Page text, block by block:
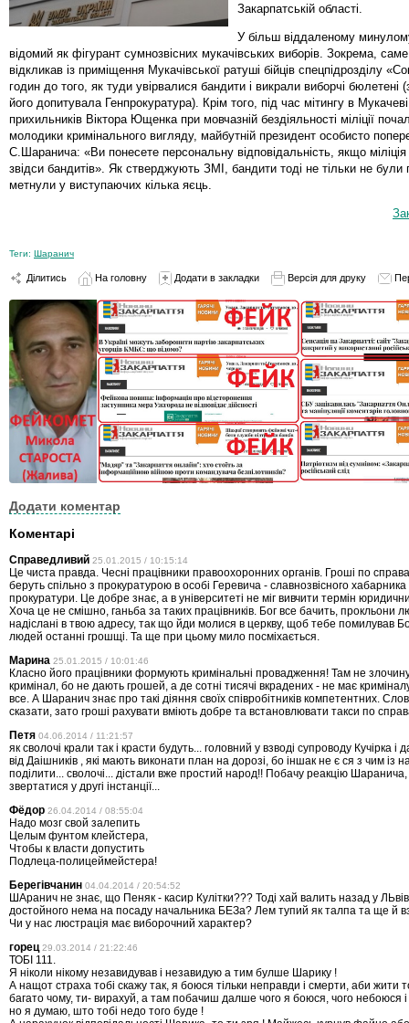
Закарпатській області.
У більш віддаленому
відомий як фігурант сумнозвісних мукачівських виборів. Зокрема,
відкликав із приміщення Мукачівської ратуші бійців спецпідрозділу
годин до того, як туди увірвалися бандити і викрали виборчі бюлетені
його допитувала Генпрокуратура). Крім того, під час мітингу в
прихильників Віктора Ющенка при мовчазній бездіяльності міліції
молодики кримінального вигляду, майбутній президент особисто
С.Шаранича: «Ви понесете персональну відповідальність, якщо
звідси бандитів». Як стверджують ЗМІ, бандити тоді не тільки не були
метнули у виступаючих кілька яєць.
Теги: Шаранич
Ділитись На головну Додати в закладки Версія для друку
Додати коментар
Коментарі
Справедливий 25.01.2015 / 10:15:14
Це чиста правда. Чесні працівники правоохоронних органів. Гроші по
беруть спільно з прокуратурою в особі Геревича - славнозвісного
прокуратури. Це добре знає, а в університеті не міг вивчити термін
Хоча це не смішно, ганьба за таких працівників. Бог все бачить, прокльони
надіслані в твою адресу, так що йди молися в церкву, щоб тебе помилував
людей останні грошщі. Та ще при цьому мило посміхається.
Марина 25.01.2015 / 10:01:46
Класно його працівники формують кримінальні провадження! Там не
кримінал, бо не дають грошей, а де сотні тисячі вкрадених - не має
все. А Шаранич знає про такі діяння своїх співробітників компетентних.
сказати, зато гроші рахувати вміють добре та встановлювати такси по
Петя 04.06.2014 / 11:21:57
як сволочі крали так і красти будуть... головний у взводі супроводу Кучірка і
від Даішників , які мають виконати план на дорозі, бо іншак не є ся з чим із
поділити... сволочі... дістали вже простий народ!! Побачу реакцію Шаранича,
звертатися у другі інстанції...
Фёдор 26.04.2014 / 08:55:04
Надо мозг свой залепить
Целым фунтом клейстера,
Чтобы к власти допустить
Подлеца-полицеймейстера!
Берегівчанин 04.04.2014 / 20:54:52
ШАранич не знає, що Пеняк - касир Кулітки??? Тоді хай валить назад у
достойного нема на посаду начальника БЕЗа? Лем тупий як талпа та ще й
Чи у нас люстрація має виборочний характер?
горец 29.03.2014 / 21:22:46
ТОБІ 111.
Я ніколи нікому незавидував і незавидую а тим булше Шарику !
А нащот страха тобі скажу так, я боюся тільки неправди і смерти, аби жити
багато чому, ти- вирахуй, а там побачиш далше чого я боюся, чого небоюся і
но я думаю, што тобі недо того буде !